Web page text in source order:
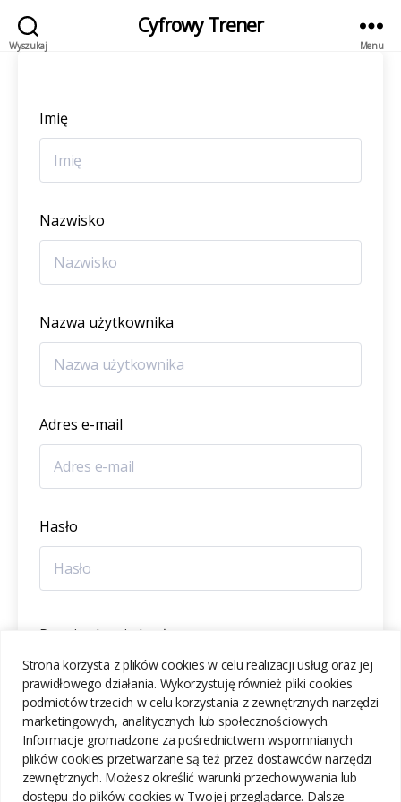
Strona korzysta z plików cookies w celu realizacji usług oraz jej
prawidłowego działania. Wykorzystuję również pliki cookies
podmiotów trzecich w celu korzystania z zewnętrznych narzędzi
marketingowych, analitycznych lub społecznościowych.
Informacje gromadzone za pośrednictwem wspomnianych
plików cookies przetwarzane są też przez dostawców narzędzi
zewnętrznych. Możesz określić warunki przechowywania lub
dostępu do plików cookies w Twojej przeglądarce. Dalsze
Wyszukaj
Cyfrowy Trener
Menu
Imię
Nazwisko
Nazwa użytkownika
Adres e-mail
Hasło
Potwierdzenie hasła
ZAREJESTRUJ SIĘ